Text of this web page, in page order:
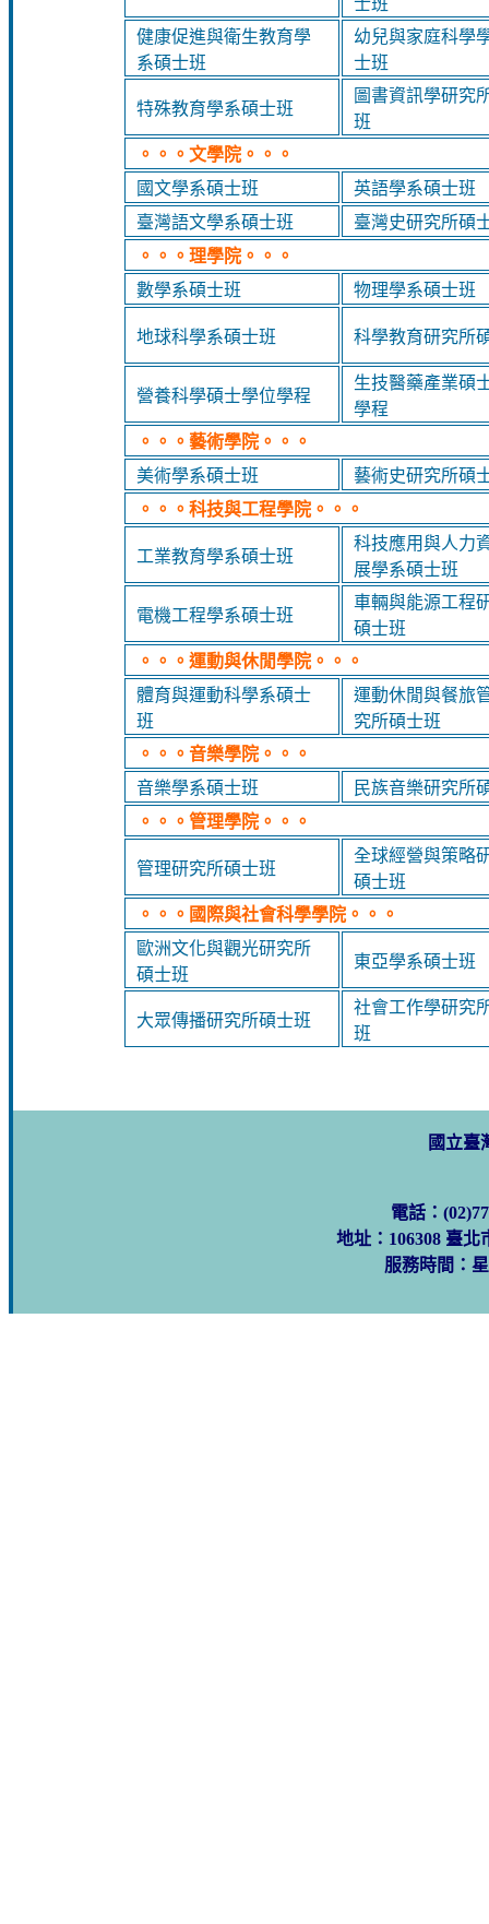
士班
健康促進與衛生教育學
系碩士班
幼兒與家庭科學
士班
特殊教育學系碩士班
圖書資訊學研究
班
。。。文學院。。。
國文學系碩士班
英語學系碩士班
臺灣語文學系碩士班
臺灣史研究所碩
。。。理學院。。。
數學系碩士班
物理學系碩士班
地球科學系碩士班 科學教育研究所
營養科學碩士學位學程
生技醫藥產業碩
學程
。。。藝術學院。。。
美術學系碩士班
藝術史研究所碩
。。。科技與工程學院。。。
工業教育學系碩士班
科技應用與人力
展學系碩士班
電機工程學系碩士班
車輛與能源工程
碩士班
。。。運動與休閒學院。。。
體育與運動科學系碩士
班
運動休閒與餐旅
究所碩士班
。。。音樂學院。。。
音樂學系碩士班
民族音樂研究所
。。。管理學院。。。
管理研究所碩士班
全球經營與策略
碩士班
。。。國際與社會科學學院。。。
歐洲文化與觀光研究所
碩士班
東亞學系碩士班
大眾傳播研究所碩士班
社會工作學研究
班
國立
電話：
地址：106308 臺北
服務時間：